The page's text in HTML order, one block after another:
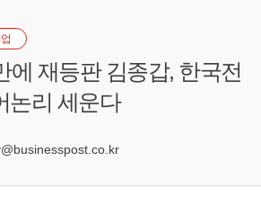
에 재등판 김종갑, 한국전
논리 세운다